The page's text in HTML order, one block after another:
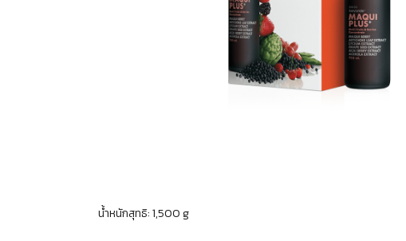
น้ำหนักสุทธิ: 1,500 g